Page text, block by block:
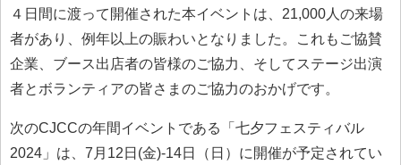
４日間に渡って開催された本イベントは、21,000人の来場
者があり、例年以上の賑わいとなりました。これもご協賛
企業、ブース出店者の皆様のご協力、そしてステージ出演
者とボランティアの皆さまのご協力のおかげです。
次のCJCCの年間イベントである「七夕フェスティバル
2024」は、7月12日(金)-14日（日）に開催が予定されてい